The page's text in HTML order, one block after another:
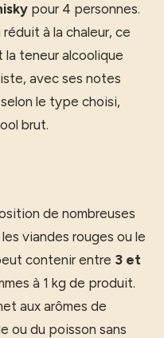
pour 4 personnes.
à la chaleur, ce
teneur alcoolique
avec ses notes
le type choisi,
brut.
de nombreuses
viandes rouges ou le
contenir entre 3 et
à 1 kg de produit.
aux arômes de
ou du poisson sans